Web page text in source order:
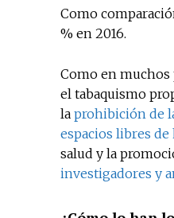
Como
% en 2016.
Como en muchos
el tabaquismo
la prohibición de
espacios libres
salud y la
investigadores y